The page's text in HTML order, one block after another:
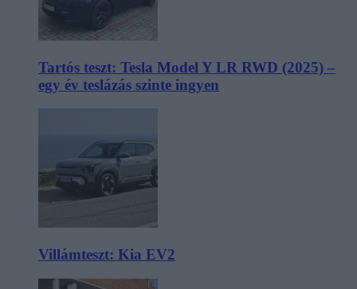
Tartós teszt: Tesla Model Y LR RWD (2025) –
egy év teslázás szinte ingyen
Villámteszt: Kia EV2